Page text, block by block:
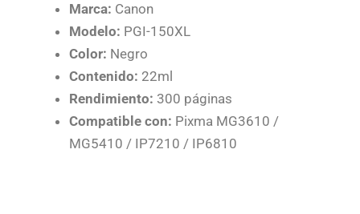
Marca: Canon
Modelo: PGI-150XL
Color: Negro
Contenido: 22ml
Rendimiento: 300 páginas
Compatible con: Pixma MG3610 /
MG5410 / IP7210 / IP6810